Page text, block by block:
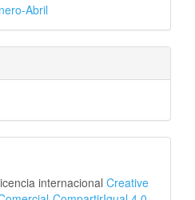
Abril
internacional Creative